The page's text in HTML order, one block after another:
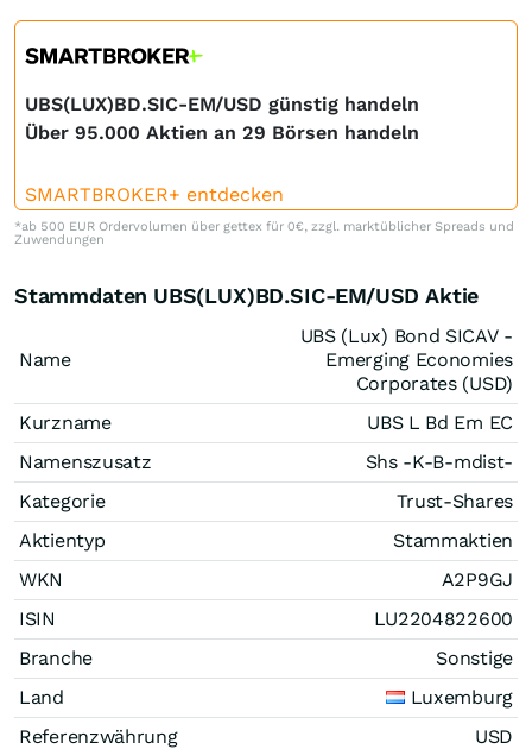
UBS(LUX)BD.SIC-EM/USD günstig handeln
Über 95.000 Aktien an 29 Börsen handeln
SMARTBROKER+ entdecken
*ab 500 EUR Ordervolumen über gettex für 0€, zzgl. marktüblicher Spreads und
Zuwendungen
Stammdaten UBS(LUX)BD.SIC-EM/USD Aktie
Name
UBS (Lux) Bond SICAV -
Emerging Economies
Corporates (USD)
Kurzname
UBS L Bd Em EC
Namenszusatz
Shs -K-B-mdist-
Kategorie
Trust-Shares
Aktientyp
Stammaktien
WKN
A2P9GJ
ISIN
LU2204822600
Branche
Sonstige
Land
Luxemburg
Referenzwährung
USD